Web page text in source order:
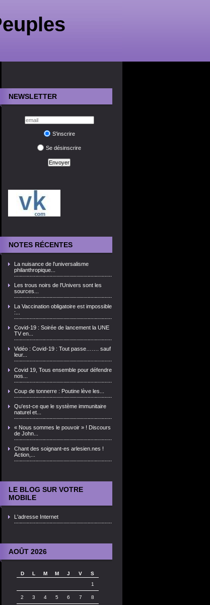
NEWSLETTER
S'inscrire
Se désinscrire
NOTES RÉCENTES
La nuisance de l'universalisme
philanthropique...
Les trous noirs de l'Univers sont les
sources...
La Vaccination obligatoire est impossible
:...
Covid-19 : Soirée de lancement la UNE
TV en...
Vidéo : Covid-19 : Tout passe……. sauf
leur...
Covid 19, Tous ensemble pour défendre
nos...
Coup de tonnerre : Poutine lève les...
Qu'est-ce que le système immunitaire
naturel et...
« Nous sommes le pouvoir » ! Discours
de John...
Chant des soignant-es arlesien.nes !
Action,...
LE BLOG SUR VOTRE
MOBILE
L'adresse Internet
AOÛT 2026
D L M M J V
S
1
2 3 4 5 6 7 8